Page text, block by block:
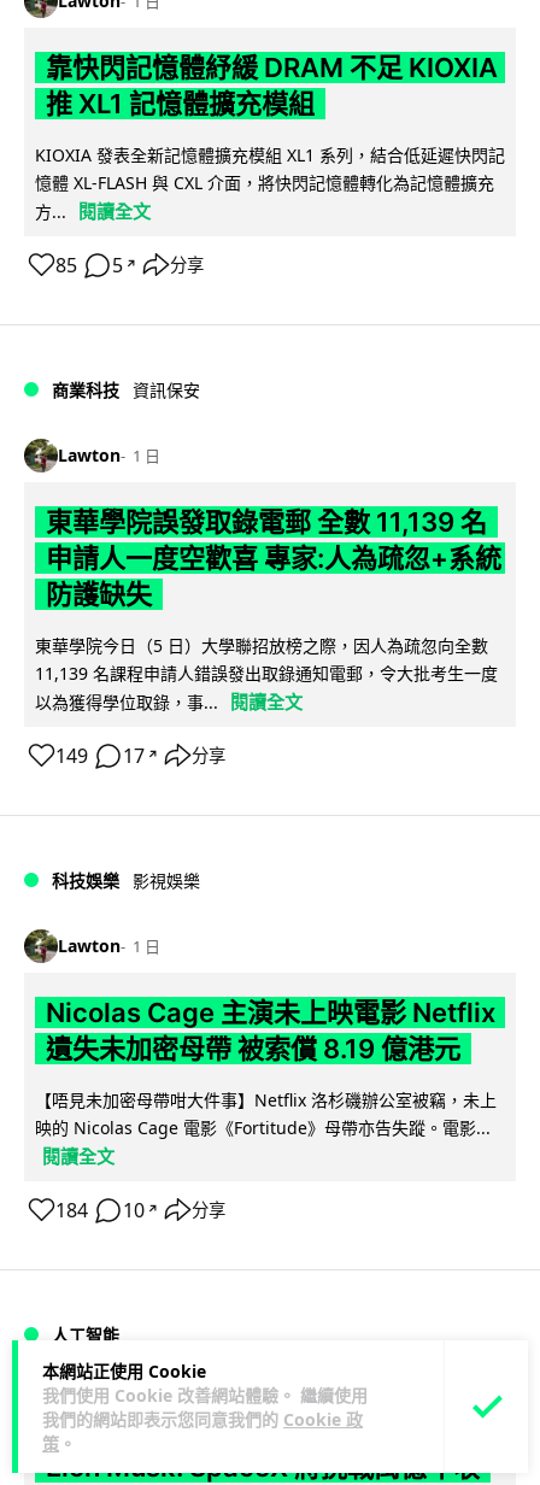
本網站正使用 Cookie
我們使用 Cookie 改善網站體驗。 繼續使用
我們的網站即表示您同意我們的 Cookie 政
策 。
靠快閃記憶體紓緩 DRAM 不足 KIOXIA
推 XL1 記憶體擴充模組
KIOXIA 發表全新記憶體擴充模組 XL1 系列，結合低延遲快閃記
憶體 XL-FLASH 與 CXL 介面，將快閃記憶體轉化為記憶體擴充
方...
閱讀全文
85 5 ↗ 分享
商業科技 資訊保安
Lawton 1 日
東華學院誤發取錄電郵 全數 11,139 名
申請人一度空歡喜 專家:人為疏忽+系統
防護缺失
東華學院今日（5 日）大學聯招放榜之際，因人為疏忽向全數
11,139 名課程申請人錯誤發出取錄通知電郵，令大批考生一度
以為獲得學位取錄，事...
閱讀全文
149 17 ↗ 分享
科技娛樂 影視娛樂
Lawton 1 日
Nicolas Cage 主演未上映電影 Netflix
遺失未加密母帶 被索償 8.19 億港元
【唔見未加密母帶咁大件事】Netflix 洛杉磯辦公室被竊，未上
映的 Nicolas Cage 電影《Fortitude》母帶亦告失蹤。電影...
閱讀全文
184 10 ↗ 分享
人工智能
Vin 1 日
Elon Musk: SpaceX 將挑戰萬億年收